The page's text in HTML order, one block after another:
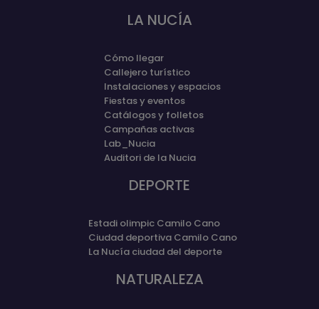
LA NUCÍA
Cómo llegar
Callejero turístico
Instalaciones y espacios
Fiestas y eventos
Catálogos y folletos
Campañas activas
Lab_Nucia
Auditori de la Nucia
DEPORTE
Estadi olimpic Camilo Cano
Ciudad deportiva Camilo Cano
La Nucía ciudad del deporte
NATURALEZA